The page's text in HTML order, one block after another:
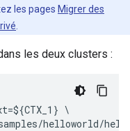
les pages Migrer des
les deux clusters :
\
helloworld/